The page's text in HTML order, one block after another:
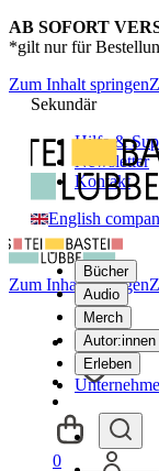
AB SOFORT
*gilt nur für
Zum Inhalt springen
Sekundär
Hilfe &
Newsletter
Kontakt
English
Bücher
Audio
Merch
Autor:innen
Erleben
Zum Inhalt springen
0